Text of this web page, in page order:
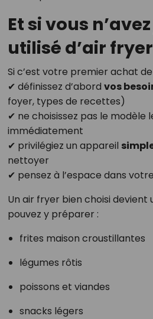
Et si vous
utilisé d’air
Si c’est votre premier achat
✔ définissez d’abord vos
foyer, types de recettes)
✔ ne choisissez pas le modèle
immédiatement
✔ privilégiez un appareil
nettoyer
✔ pensez à l’espace dans
Un air fryer bien choisi devient
pouvez y préparer :
frites maison croustillantes
légumes rôtis
poissons et viandes
snacks légers